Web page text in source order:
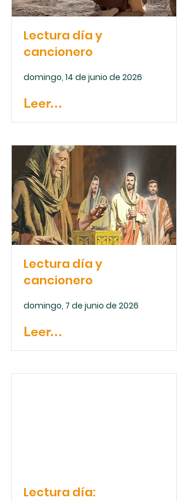
Lectura día y
cancionero
domingo, 14 de junio de 2026
Leer...
Lectura día y
cancionero
domingo, 7 de junio de 2026
Leer...
Lectura día: